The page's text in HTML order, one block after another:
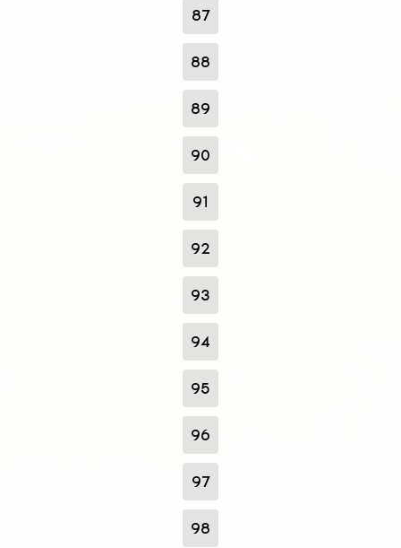
87
88
89
90
91
92
93
94
95
96
97
98